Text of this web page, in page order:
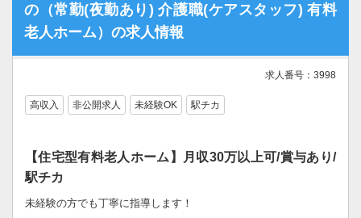
の（常勤(夜勤あり) 介護職(ケアスタッフ) 有料
老人ホーム）の求人情報
求人番号：3998
高収入 非公開求人 未経験OK 駅チカ
【住宅型有料老人ホーム】月収30万以上可/賞与あり/
駅チカ
未経験の方でも丁寧に指導します！